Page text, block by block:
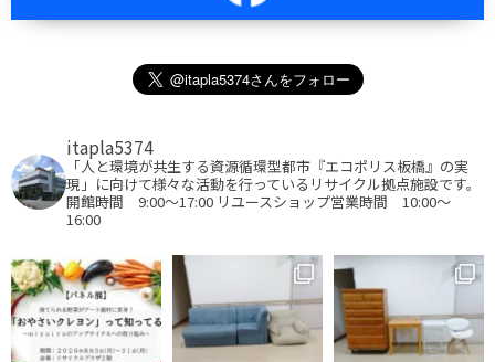
itapla5374
「人と環境が共生する資源循環型都市『エコポリス板橋』の実
現」に向けて様々な活動を行っているリサイクル拠点施設です。
開館時間 9:00～17:00 リユースショップ営業時間 10:00～
16:00